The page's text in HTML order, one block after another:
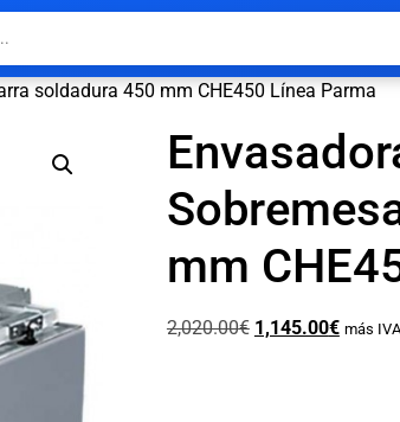
soldadura 450 mm CHE450 Línea Parma
mm
2,020.00€ 1,145.00€ más